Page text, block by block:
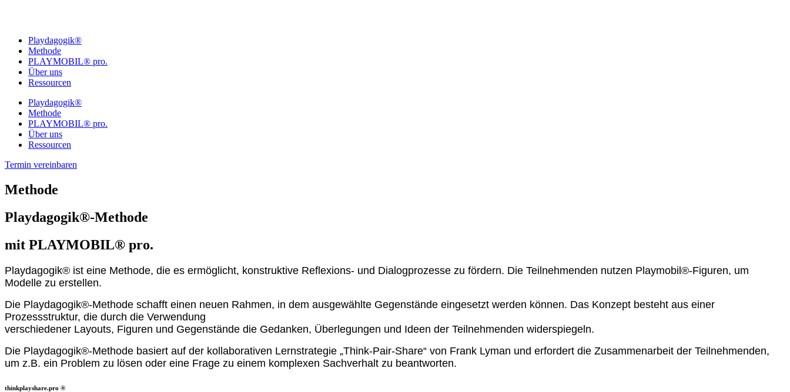
Playdagogik®
Methode
PLAYMOBIL® pro.
Über uns
Ressourcen
Playdagogik®
Methode
PLAYMOBIL® pro.
Über uns
Ressourcen
Termin vereinbaren
Methode
Playdagogik®-Methode
mit PLAYMOBIL® pro.
Playdagogik® ist eine Methode, die es ermöglicht, konstruktive Reflexions- und Dialogprozesse zu fördern. Die Teilnehmenden nutzen Playmobil®-Figuren, um
Modelle zu erstellen.
Die Playdagogik®-Methode schafft einen neuen Rahmen, in dem ausgewählte Gegenstände eingesetzt werden können. Das Konzept besteht aus einer
Prozessstruktur, die durch die Verwendung
verschiedener Layouts, Figuren und Gegenstände die Gedanken, Überlegungen und Ideen der Teilnehmenden widerspiegeln.
Die Playdagogik®-Methode basiert auf der kollaborativen Lernstrategie „Think-Pair-Share“ von Frank Lyman und erfordert die Zusammenarbeit der Teilnehmenden,
um z.B. ein Problem zu lösen oder eine Frage zu einem komplexen Sachverhalt zu beantworten.
thinkplayshare.pro ®